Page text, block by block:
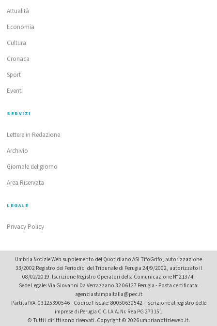
Attualità
Economia
Cultura
Cronaca
Sport
Eventi
SERVIZI
Lettere in Redazione
Archivio
Giornale del giorno
Area Riservata
LEGALE
Privacy Policy
Umbria Notizie Web supplemento del Quotidiano ASI TifoGrifo, autorizzazione
33/2002 Registro dei Periodici del Tribunale di Perugia 24/9/2002, autorizzato il
08/02/2019. Iscrizione Registro Operatori della Comunicazione N° 21374.
Sede Legale: Via Giovanni Da Verrazzano 32 06127 Perugia - Posta certificata:
agenziastampaitalia@pec.it
Partita IVA: 03125390546 - Codice Fiscale: 80050630542 - Iscrizione al registro delle
imprese di Perugia C.C.I.A.A. Nr. Rea PG 273151
© Tutti i diritti sono riservati. Copyright © 2026 umbrianotizieweb.it.